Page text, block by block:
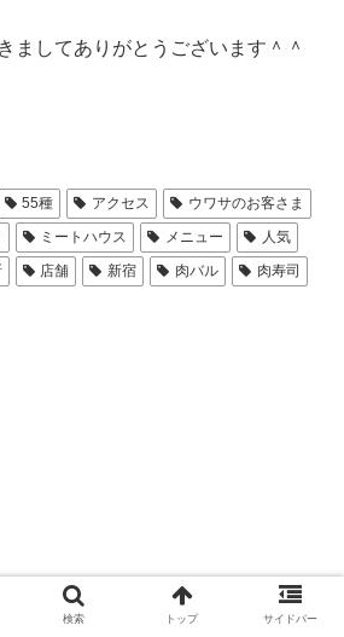
ましてありがとうございます＾＾
55種 アクセス
ウワサのお客さま
ミートハウス メニュー
人気
店舗 新宿 肉バル
肉寿司
検索 トップ サイドバー